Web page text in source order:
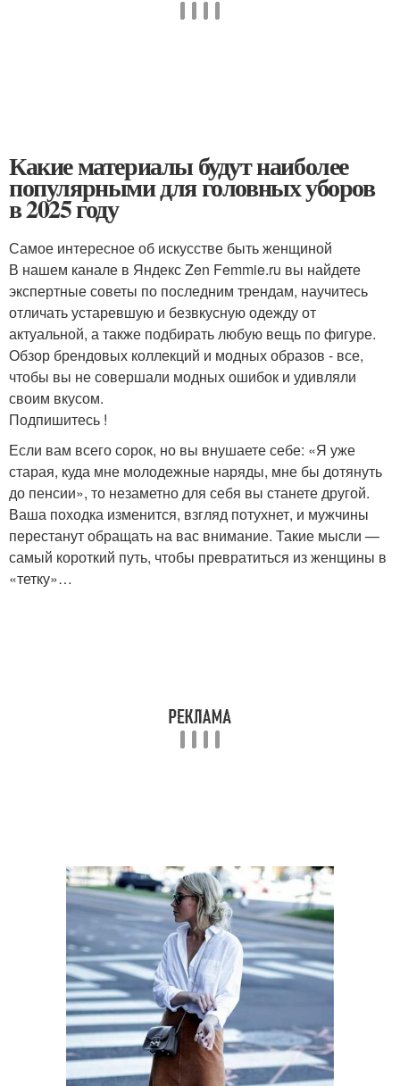
Какие материалы будут наиболее
популярными для головных уборов
в 2025 году
Самое интересное об искусстве быть женщиной
В нашем канале в Яндекс Zen Femmie.ru вы найдете
экспертные советы по последним трендам, научитесь
отличать устаревшую и безвкусную одежду от
актуальной, а также подбирать любую вещь по фигуре.
Обзор брендовых коллекций и модных образов - все,
чтобы вы не совершали модных ошибок и удивляли
своим вкусом.
Подпишитесь !
Если вам всего сорок, но вы внушаете себе: «Я уже
старая, куда мне молодежные наряды, мне бы дотянуть
до пенсии», то незаметно для себя вы станете другой.
Ваша походка изменится, взгляд потухнет, и мужчины
перестанут обращать на вас внимание. Такие мысли —
самый короткий путь, чтобы превратиться из женщины в
«тетку»…